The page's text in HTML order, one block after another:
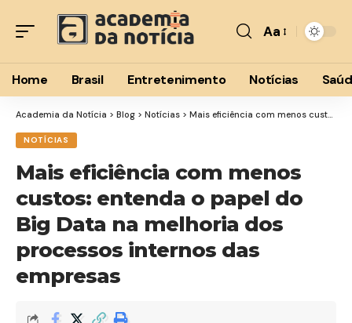
Font
Resizer
Aa
Home Brasil Entretenimento Notícias
Academia da Notícia > Blog > Notícias > Mais eficiência com menos custos: entenda o papel do Big Data na melhoria dos processos internos das empresas
NOTÍCIAS
Mais eficiência com menos
custos: entenda o papel do
Big Data na melhoria dos
processos internos das
empresas